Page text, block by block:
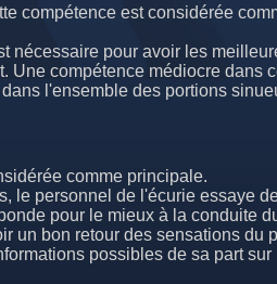
compétence est considérée
nécessaire pour avoir les
Une compétence médiocre dans
l'ensemble des portions
comme principale.
le personnel de l'écurie essaye
pour le mieux à la conduite
un bon retour des sensations du
possibles de sa part